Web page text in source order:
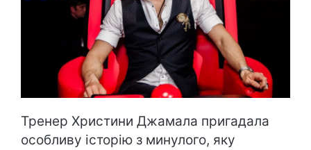
Тренер Христини Джамала пригадала
особливу історію з минулого, яку